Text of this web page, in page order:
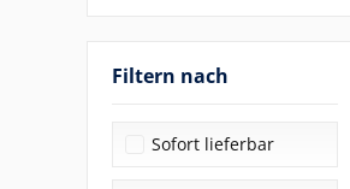
Filtern nach
Sofort lieferbar